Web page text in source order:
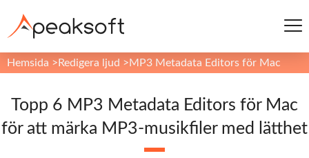
Hemsida > Redigera ljud > MP3 Metadata Editors för Mac
Topp 6 MP3 Metadata Editors för Mac
för att märka MP3-musikfiler med lätthet